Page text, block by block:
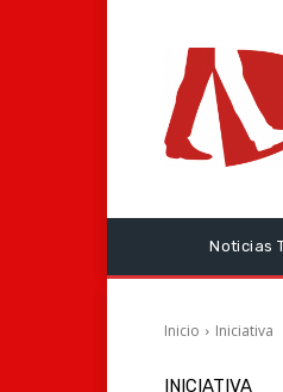
Noticias
Inicio Iniciativa
INICIATIVA